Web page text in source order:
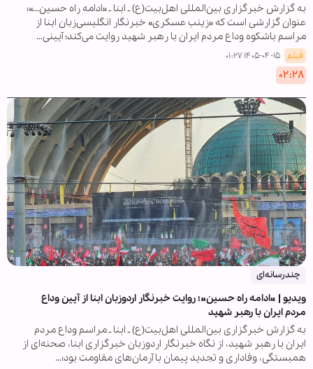
به گزارش خبرگزاری بین‌المللی اهل‌بیت(ع) ـ ابنا ـ «ادامه راه حسین...»؛
عنوان گزارشی است که «زینب عسکری» خبرنگار انگلیسی‌زبان ابنا از
مراسم باشکوه وداع مردم ایران با رهبر شهید روایت می‌کند؛ آیینی…
فیلم ۱۴۰۵-۰۴-۱۵ ۰۱:۲۷
۰۲:۲۸
چندرسانه‌ای
ویدیو | «ادامه راه حسین»؛ روایت خبرنگار اردوزبان ابنا از آیین وداع
مردم ایران با رهبر شهید
به گزارش خبرگزاری بین‌المللی اهل‌بیت(ع) ـ ابنا ـ مراسم وداع مردم
ایران با رهبر شهید، از نگاه خبرنگار اردوزبان خبرگزاری ابنا، صحنه‌ای از
همبستگی، وفاداری و تجدید پیمان با آرمان‌های مقاومت بود؛…